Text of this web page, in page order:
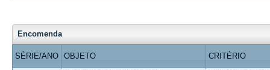
Encomenda
SÉRIE/ANO OBJETO CRITÉRIO